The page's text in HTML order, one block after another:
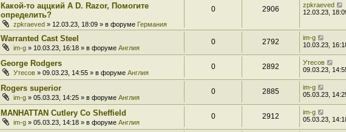
Какой-то аццкий A D. Razor, Помогите
определить?
zpkraeved » 12.03.23, 18:09 » в форуме Германия
0 2906
zpkraeved
12.03.23,
Warranted Cast Steel
im-g » 10.03.23, 16:18 » в форуме Англия
0 2792
im-g
10.03.23,
George Rodgers
Утесов » 09.03.23, 14:55 » в форуме Англия
0 2892
Утесов
09.03.23,
Rogers superior
im-g » 05.03.23, 14:25 » в форуме Англия
0 2885
im-g
05.03.23,
MANHATTAN Cutlery Co Sheffield
im-g » 05.03.23, 14:18 » в форуме Англия
0 2912
im-g
05.03.23,